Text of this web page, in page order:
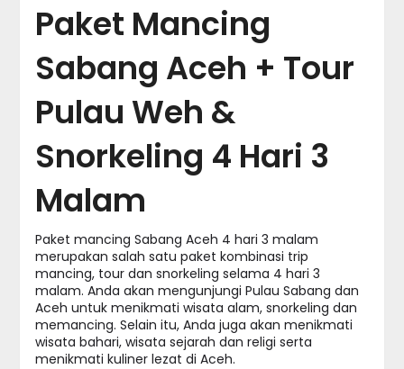
Paket Mancing
Sabang Aceh + Tour
Pulau Weh &
Snorkeling 4 Hari 3
Malam
Paket mancing Sabang Aceh 4 hari 3 malam
merupakan salah satu paket kombinasi trip
mancing, tour dan snorkeling selama 4 hari 3
malam. Anda akan mengunjungi Pulau Sabang dan
Aceh untuk menikmati wisata alam, snorkeling dan
memancing. Selain itu, Anda juga akan menikmati
wisata bahari, wisata sejarah dan religi serta
menikmati kuliner lezat di Aceh.